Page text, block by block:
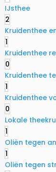
IJsthee
2
Kruidenthee
1
Kruidenthee
0
Kruidenthee
1
Kruidenthee
0
Lokale
1
Oliën tegen
1
Oliën tegen